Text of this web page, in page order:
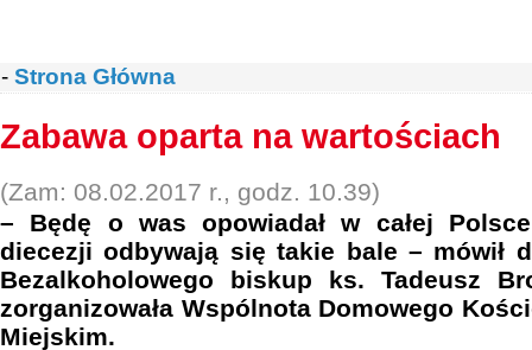
- Strona Główna
Zabawa oparta na wartościach
(Zam: 08.02.2017 r., godz. 10.39)
– Będę o was opowiadał w całej
diecezji odbywają się takie bale – mówił
Bezalkoholowego biskup ks. Tadeusz
zorganizowała Wspólnota Domowego
Miejskim.